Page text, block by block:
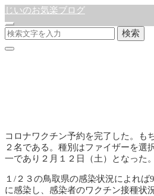
じいのお気楽ブログ
検索
コロナワクチン予約を完了した。
２名である。種別はファイザーを選
一であり２月１２日（土）となった。
１/２３の鳥取県の感染状況によれば
に感染し、感染者のワクチン接種状